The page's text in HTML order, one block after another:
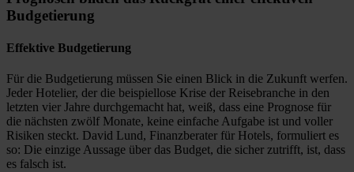
Budgetierung
Effektive Budgetierung
Für die Budgetierung müssen Sie einen Blick in die Zukunft werfen.
Jeder Hotelier, der die beispiellose Krise der Reisebranche in den
letzten vier Jahre durchgemacht hat, weiß, dass eine Prognose für
die nächsten zwölf Monate, keine einfache Aufgabe ist und voller
Risiken steckt. David Lund, Finanzberater für Hotels, formuliert es
so: Die einzige Aussage über das Budget, die sicher zutrifft, ist, dass
es falsch ist.